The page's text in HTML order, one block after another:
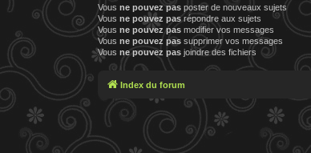
Vous ne pouvez pas poster de nouveaux sujets
Vous ne pouvez pasrépondre aux sujets
Vous ne pouvez pas modifier vos messages
Vous ne pouvez pas supprimer vos messages
Vous ne pouvez pas joindre des fichiers
Index du forum